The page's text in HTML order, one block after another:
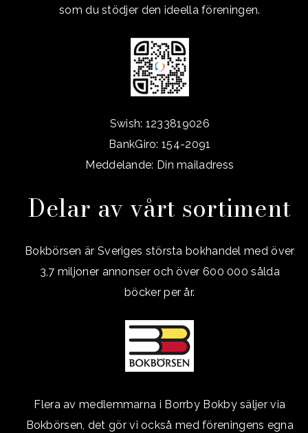
som du stödjer den ideella föreningen.
Swish: 1233819026
BankGiro: 154-2091
Meddelande: Din mailadress
Delar av vårt sortiment
Bokbörsen är Sveriges största bokhandel med över
3,7 miljoner annonser och över 600 000 sålda
böcker per år.
Flera av medlemmarna i Borrby Bokby säljer via
Bokbörsen, det gör vi också med föreningens egna